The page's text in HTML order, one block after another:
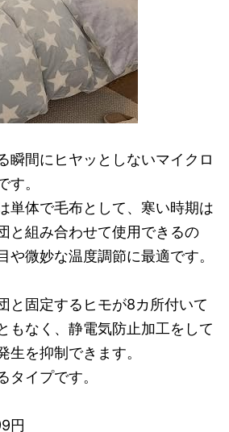
瞬間にヒヤッとしないマイクロ
す。
単体で毛布として、寒い時期は
と組み合わせて使用できるの
や微妙な温度調節に最適です。
と固定するヒモが8カ所付いて
もなく、静電気防止加工をして
生を抑制できます。
タイプです。
円